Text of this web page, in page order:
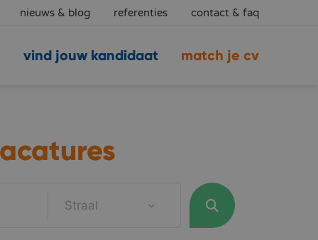
nieuws & blog referenties contact & faq
match je cv
vind jouw kandidaat
Straal